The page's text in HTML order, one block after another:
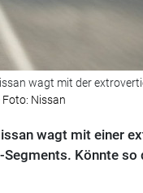
wagt mit der
Nissan
wagt mit einer
Segments. Könnte so